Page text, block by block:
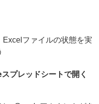
ファイルの状態を実
レッドシートで開く